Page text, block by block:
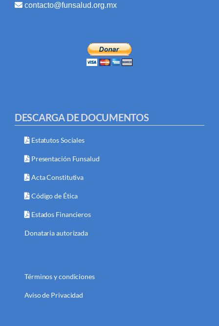
contacto@funsalud.org.mx
DESCARGA DE DOCUMENTOS
Estatutos Sociales
Presentación Funsalud
Acta Constitutiva
Código de Ética
Estados Financieros
Donataria autorizada
Términos y condiciones
Aviso de Privacidad